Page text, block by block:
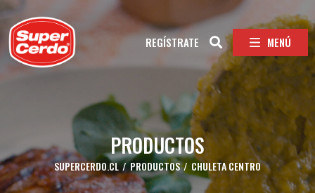
REGÍSTRATE MENÚ
PRODUCTOS
SUPERCERDO.CL / PRODUCTOS / CHULETA CENTRO